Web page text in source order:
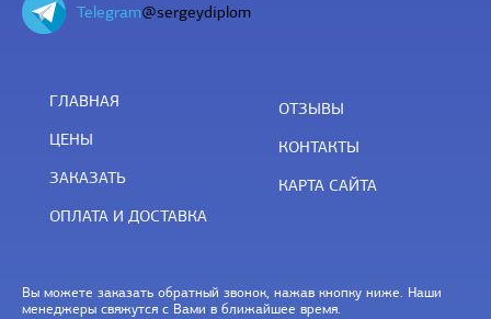
Telegram@sergeydiplom
ГЛАВНАЯ
ЦЕНЫ
ЗАКАЗАТЬ
ОПЛАТА И ДОСТАВКА
ОТЗЫВЫ
КОНТАКТЫ
КАРТА САЙТА
Вы можете заказать обратный звонок, нажав кнопку ниже. Наши
менеджеры свяжутся с Вами в ближайшее время.